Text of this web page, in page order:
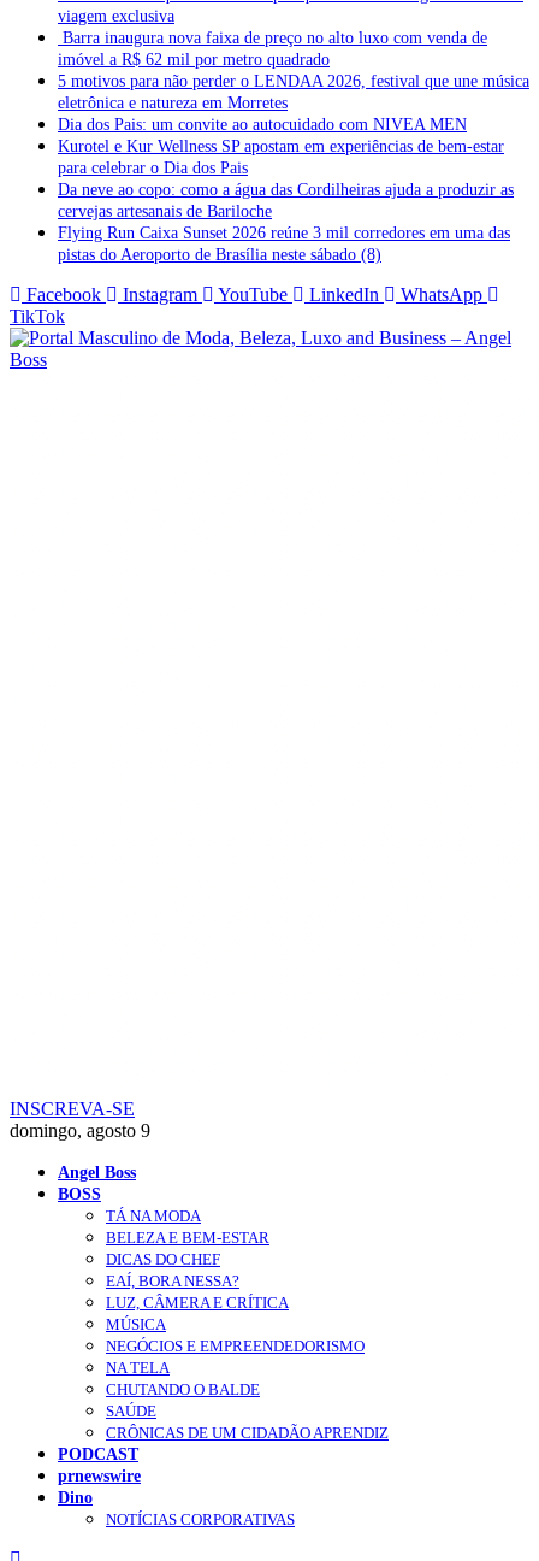
viagem exclusiva
Barra inaugura nova faixa de preço no alto luxo com venda de
imóvel a R$ 62 mil por metro quadrado
5 motivos para não perder o LENDAA 2026, festival que une música
eletrônica e natureza em Morretes
Dia dos Pais: um convite ao autocuidado com NIVEA MEN
Kurotel e Kur Wellness SP apostam em experiências de bem-estar
para celebrar o Dia dos Pais
Da neve ao copo: como a água das Cordilheiras ajuda a produzir as
cervejas artesanais de Bariloche
Flying Run Caixa Sunset 2026 reúne 3 mil corredores em uma das
pistas do Aeroporto de Brasília neste sábado (8)
Facebook Instagram YouTube LinkedIn
WhatsApp
TikTok
INSCREVA-SE
domingo, agosto 9
Angel Boss
BOSS
TÁ NA MODA
BELEZA E BEM-ESTAR
DICAS DO CHEF
EAÍ, BORA NESSA?
LUZ, CÂMERA E CRÍTICA
MÚSICA
NEGÓCIOS E EMPREENDEDORISMO
NA TELA
CHUTANDO O BALDE
SAÚDE
CRÔNICAS DE UM CIDADÃO APRENDIZ
PODCAST
prnewswire
Dino
NOTÍCIAS CORPORATIVAS